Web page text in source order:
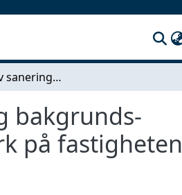
Identifiering av saneringmetoder med översiktlig bakgrunds- information - En studie av förorenad industrimark på fastigheten Elektro 6 i Gullspång kommun
bakgrunds-
på fastigheten